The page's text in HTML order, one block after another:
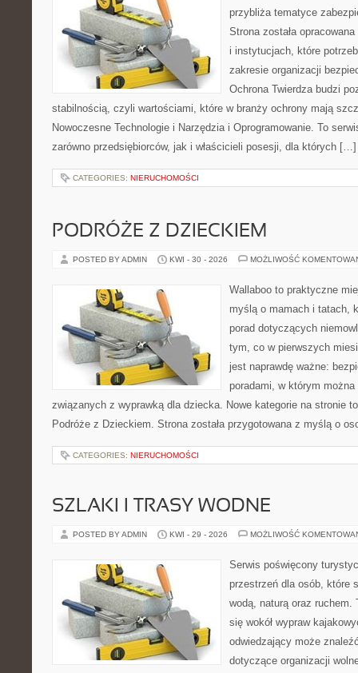
przybliża tematyce
Strona została
i instytucjach, które
zakresie organizacji
Ochrona Twierdza budzi
stabilnością, czyli wartościami, które w branży ochrony mają
Nowoczesne Technologie i Narzędzia i Oprogramowanie. To
zarówno przedsiębiorców, jak i właścicieli posesji, dla których […]
CATEGORIES: NIERUCHOMOŚCI
PODRÓŻE Z DZIECKIEM
POSTED BY ADMIN KWI - 30 - 2026 MOŻLIWOŚĆ
Wallaboo to praktyczne
myślą o mamach i tatach,
porad dotyczących
tym, co w pierwszych
jest naprawdę ważne:
poradami, w którym
związanych z wyprawką dla dziecka. Nowe kategorie na stronie
Podróże z Dzieckiem. Strona została przygotowana z myślą o
CATEGORIES: NIERUCHOMOŚCI
SZLAKI I TRASY WODNE
POSTED BY ADMIN KWI - 29 - 2026 MOŻLIWOŚĆ
Serwis poświęcony
przestrzeń dla osób, które
wodą, naturą oraz ruchem.
się wokół wypraw
odwiedzający może
dotyczące organizacji